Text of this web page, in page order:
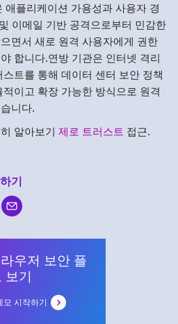
애플리케이션 가용성과 사용자 경
이메일 기반 공격으로부터 민감한
면서 새로 원격 사용자에게 권한
합니다.연방 기관은 인터넷 격리
트를 통해 데이터 센터 보안 정책
이고 확장 가능한 방식으로 원격
니다.
알아보기 제로 트러스트 접근.
기
우저 보안 플
보기
모 시작하기